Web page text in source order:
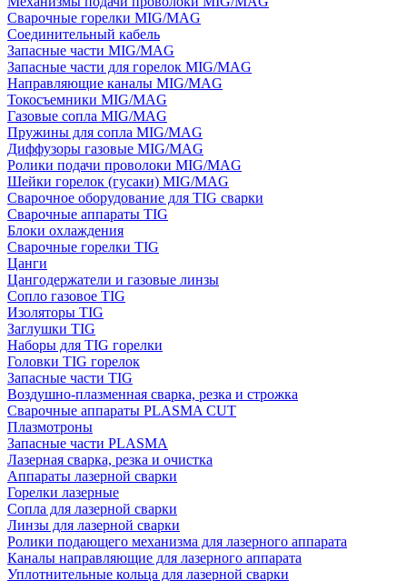
Сварочные горелки MIG/MAG
Соединительный кабель
Запасные части MIG/MAG
Запасные части для горелок MIG/MAG
Направляющие каналы MIG/MAG
Токосъемники MIG/MAG
Газовые сопла MIG/MAG
Пружины для сопла MIG/MAG
Диффузоры газовые MIG/MAG
Ролики подачи проволоки MIG/MAG
Шейки горелок (гусаки) MIG/MAG
Сварочное оборудование для TIG сварки
Сварочные аппараты TIG
Блоки охлаждения
Сварочные горелки TIG
Цанги
Цангодержатели и газовые линзы
Сопло газовое TIG
Изоляторы TIG
Заглушки TIG
Наборы для TIG горелки
Головки TIG горелок
Запасные части TIG
Воздушно-плазменная сварка, резка и строжка
Сварочные аппараты PLASMA CUT
Плазмотроны
Запасные части PLASMA
Лазерная сварка, резка и очистка
Аппараты лазерной сварки
Горелки лазерные
Сопла для лазерной сварки
Линзы для лазерной сварки
Ролики подающего механизма для лазерного аппарата
Каналы направляющие для лазерного аппарата
Уплотнительные кольца для лазерной сварки